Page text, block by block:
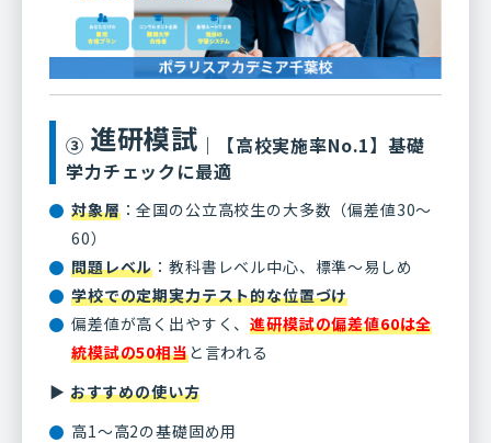
③ 進研模試 ｜【高校実施率No.1】基礎
学力チェックに最適
対象層：全国の公立高校生の大多数（偏差値30～
60）
問題レベル ：教科書レベル中心、標準〜易しめ
学校での定期実力テスト的な位置づけ
偏差値が高く出やすく、進研模試の偏差値60は全
統模試の50相当と言われる
▶ おすすめの使い方
高1～高2の基礎固め用